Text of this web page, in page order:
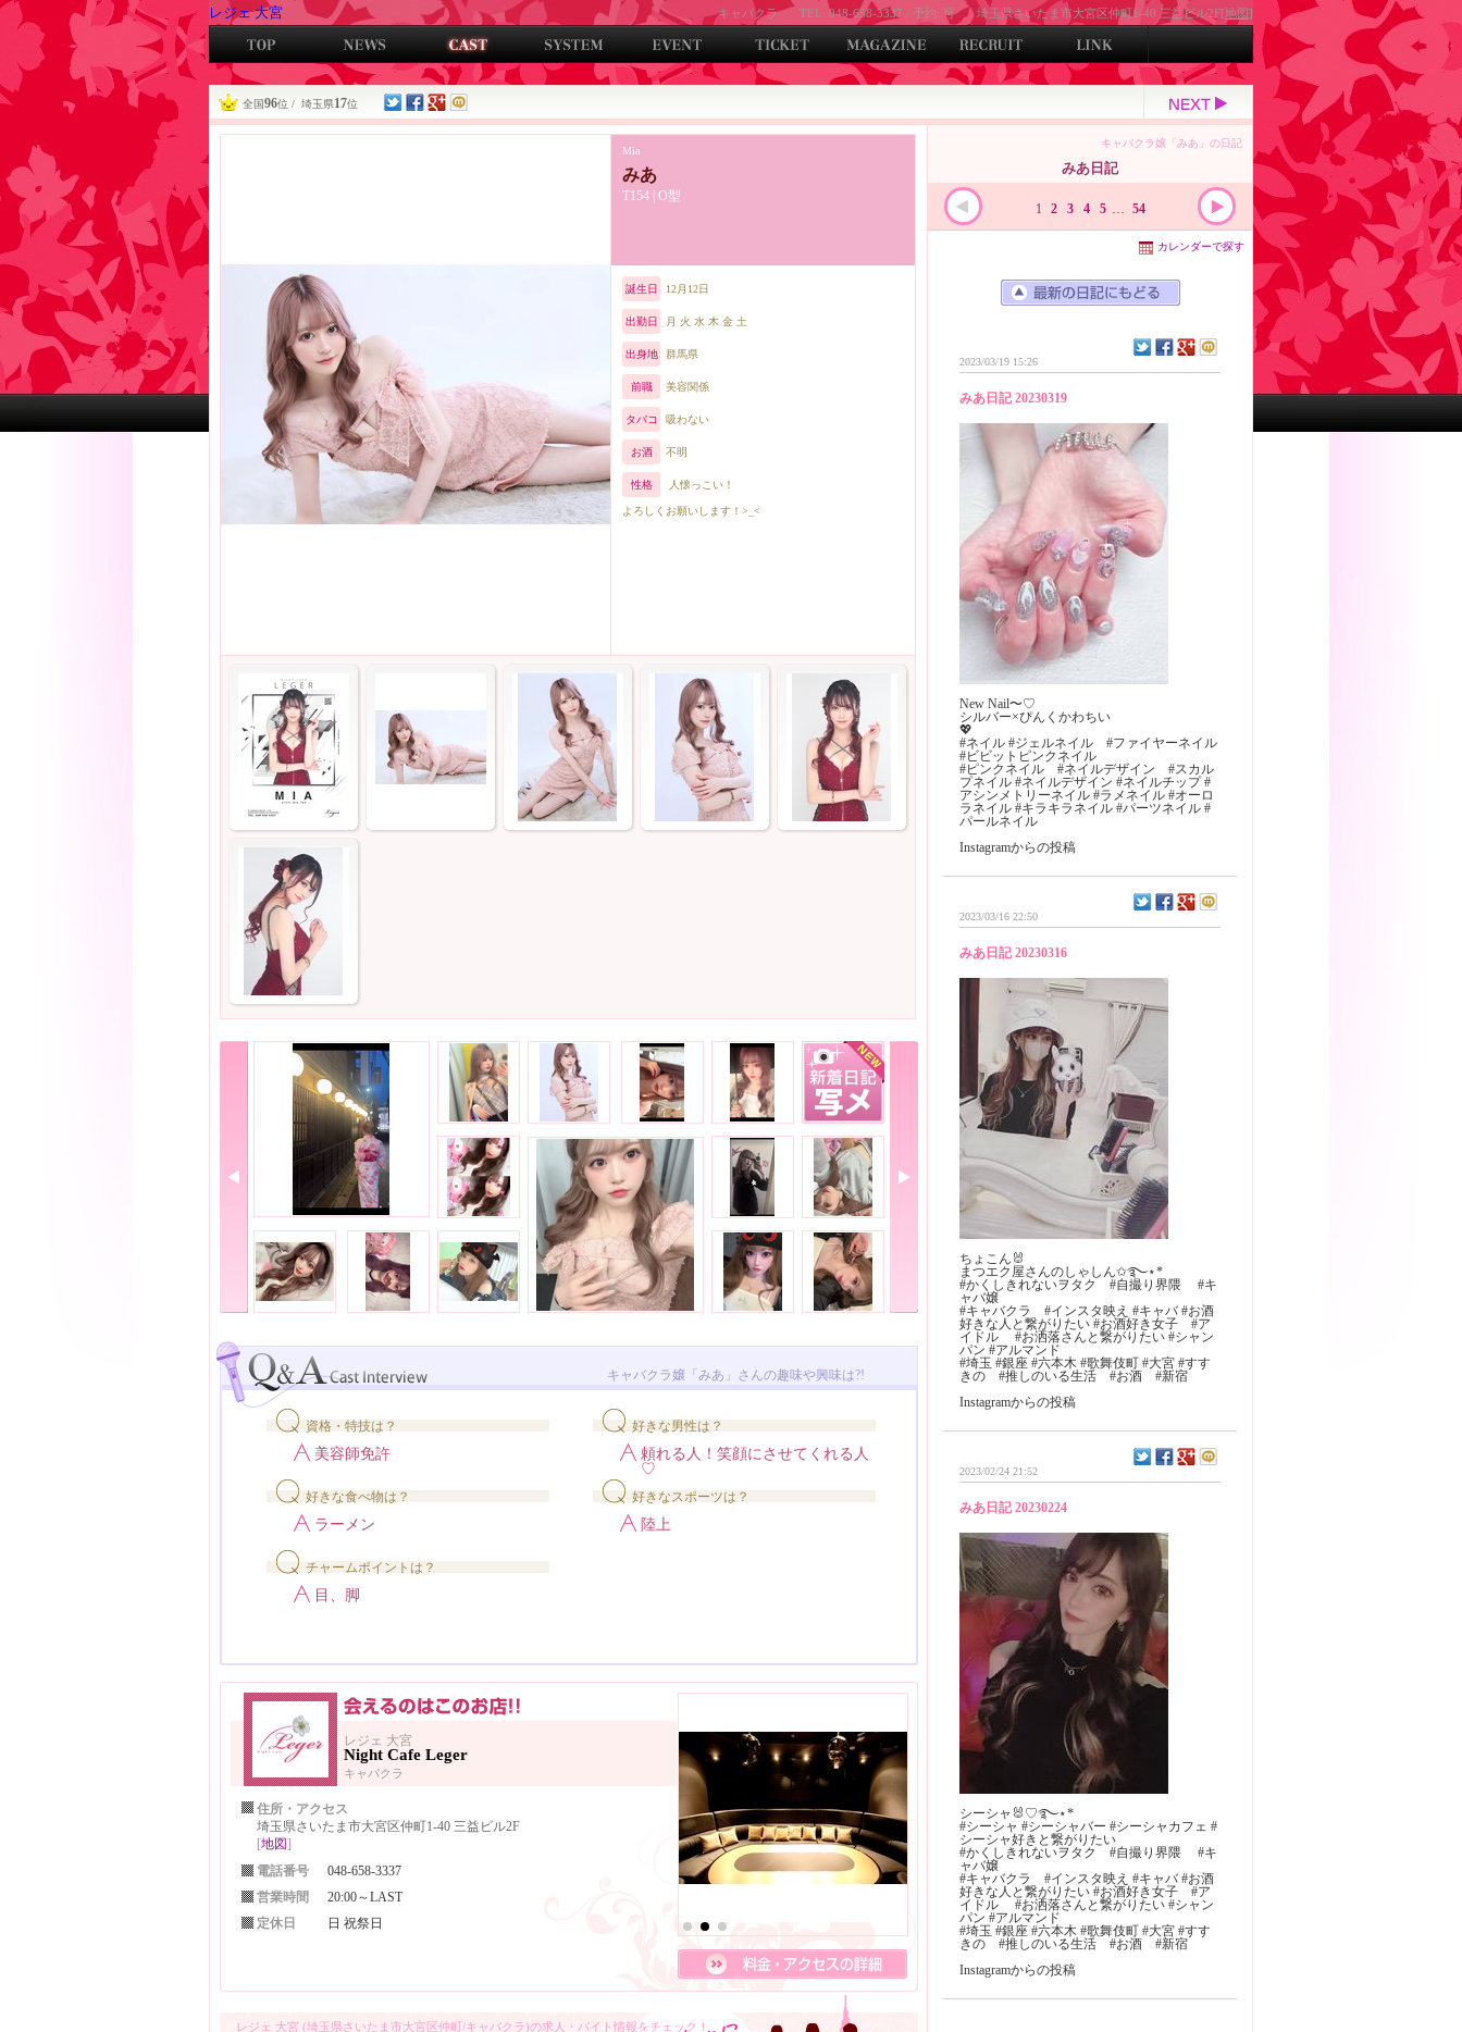
レジェ 大宮 キャバクラ TEL: 048-658-3337 / 予約: 可 埼玉県さいたま市大宮区仲町1-40 三益ビル2F[地図]
全国96位 / 埼玉県17位
みあ
Mia
T154 | O型
誕生日 12月12日
出勤日 月 火 水 木 金 土
出身地 群馬県
前職 美容関係
タバコ 吸わない
お酒 不明
性格 人懐っこい！
よろしくお願いします！>_<
キャバクラ嬢「みあ」さんの趣味や興味は?!
資格・特技は？
美容師免許
好きな男性は？
頼れる人！笑顔にさせてくれる人
♡
好きな食べ物は？
ラーメン
好きなスポーツは？
陸上
チャームポイントは？
目、脚
レジェ 大宮
Night Cafe Leger
キャバクラ
住所・アクセス
埼玉県さいたま市大宮区仲町1-40 三益ビル2F
[地図]
電話番号
048-658-3337
営業時間
20:00～LAST
定休日
日 祝祭日
レジェ 大宮 (埼玉県さいたま市大宮区仲町/キャバクラ)の求人・バイト情報をチェック！
みあ日記
キャバクラ嬢「みあ」の日記
1 2 3 4 5 … 54
カレンダーで探す
2023/03/19 15:26
みあ日記 20230319
New Nail〜♡
シルバー×ぴんくかわちい
💖
#ネイル #ジェルネイル #ファイヤーネイル
#ビビットピンクネイル
#ピンクネイル #ネイルデザイン #スカル
プネイル #ネイルデザイン #ネイルチップ #
アシンメトリーネイル #ラメネイル #オーロ
ラネイル #キラキラネイル #パーツネイル #
パールネイル
Instagramからの投稿
2023/03/16 22:50
みあ日記 20230316
ちょこん🐰
まつエク屋さんのしゃしん✩࿐⋆*
#かくしきれないヲタク #自撮り界隈 #キ
ャバ嬢
#キャバクラ #インスタ映え #キャバ #お酒
好きな人と繋がりたい #お酒好き女子 #ア
イドル #お洒落さんと繋がりたい #シャン
パン #アルマンド
#埼玉 #銀座 #六本木 #歌舞伎町 #大宮 #すす
きの #推しのいる生活 #お酒 #新宿
Instagramからの投稿
2023/02/24 21:52
みあ日記 20230224
シーシャ🐰♡࿐⋆*
#シーシャ #シーシャバー #シーシャカフェ #
シーシャ好きと繋がりたい
#かくしきれないヲタク #自撮り界隈 #キ
ャバ嬢
#キャバクラ #インスタ映え #キャバ #お酒
好きな人と繋がりたい #お酒好き女子 #ア
イドル #お洒落さんと繋がりたい #シャン
パン #アルマンド
#埼玉 #銀座 #六本木 #歌舞伎町 #大宮 #すす
きの #推しのいる生活 #お酒 #新宿
Instagramからの投稿